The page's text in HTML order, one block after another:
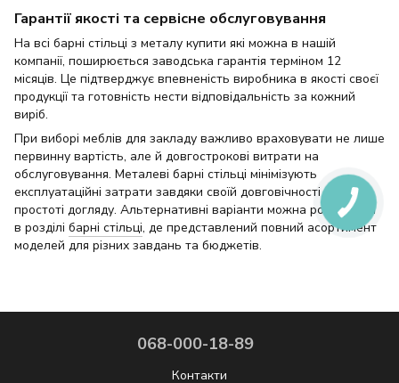
Гарантії якості та сервісне обслуговування
На всі барні стільці з металу купити які можна в нашій
компанії, поширюється заводська гарантія терміном 12
місяців. Це підтверджує впевненість виробника в якості своєї
продукції та готовність нести відповідальність за кожний
виріб.
При виборі меблів для закладу важливо враховувати не лише
первинну вартість, але й довгострокові витрати на
обслуговування. Металеві барні стільці мінімізують
експлуатаційні затрати завдяки своїй довговічності та
простоті догляду. Альтернативні варіанти можна розглянути
в розділі барні стільці, де представлений повний асортимент
моделей для різних завдань та бюджетів.
068-000-18-89
Контакти